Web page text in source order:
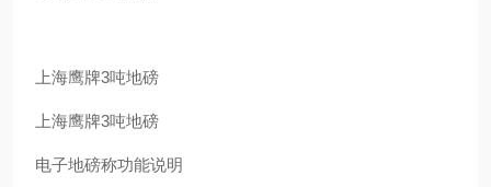
上海鹰牌3吨地磅
上海鹰牌3吨地磅
电子地磅称功能说明